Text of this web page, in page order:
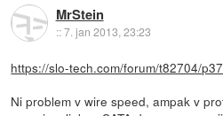
MrStein
::7. jan 2013, 23:23
https://slo-tech.com/forum/t82704/
Ni problem v wire speed, ampak v